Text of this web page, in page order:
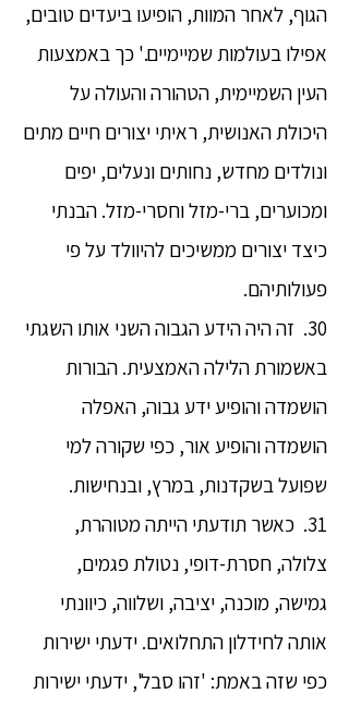
הגוף, לאחר המוות, הופיעו ביעדים טובים,
אפילו בעולמות שמיימיים.' כך באמצעות
העין השמיימית, הטהורה והעולה על
היכולת האנושית, ראיתי יצורים חיים מתים
ונולדים מחדש, נחותים ונעלים, יפים
ומכוערים, ברי-מזל וחסרי-מזל. הבנתי
כיצד יצורים ממשיכים להיוולד על פי
פעולותיהם.
30. זה היה הידע הגבוה השני אותו השגתי
באשמורת הלילה האמצעית. הבורות
הושמדה והופיע ידע גבוה, האפלה
הושמדה והופיע אור, כפי שקורה למי
שפועל בשקדנות, במרץ, ובנחישות.
31. כאשר תודעתי הייתה מטוהרת,
צלולה, חסרת-דופי, נטולת פגמים,
גמישה, מוכנה, יציבה, ושלווה, כיוונתי
אותה לחידלון התחלואים. ידעתי ישירות
כפי שזה באמת: 'זהו סבל', ידעתי ישירות